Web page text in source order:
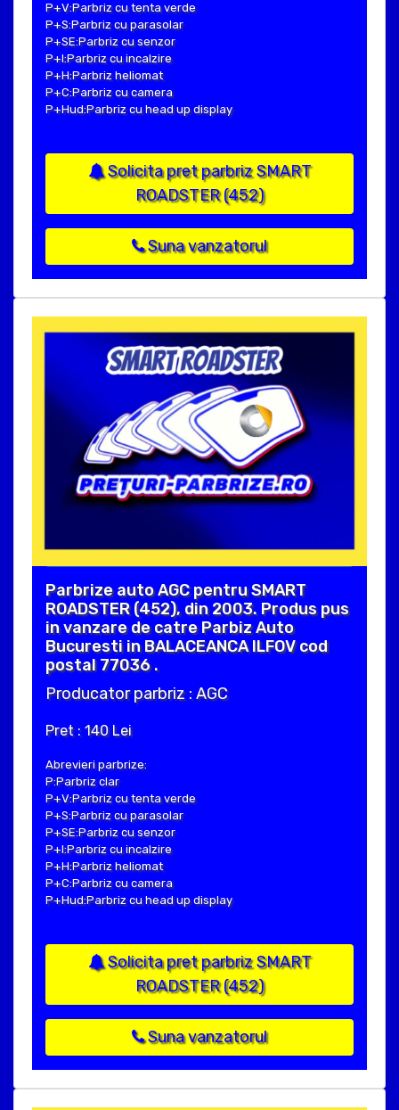
P+V:Parbriz cu tenta verde
P+S:Parbriz cu parasolar
P+SE:Parbriz cu senzor
P+I:Parbriz cu incalzire
P+H:Parbriz heliomat
P+C:Parbriz cu camera
P+Hud:Parbriz cu head up display
Solicita pret parbriz SMART
ROADSTER (452)
Suna vanzatorul
Parbrize auto AGC pentru SMART
ROADSTER (452), din 2003. Produs pus
in vanzare de catre Parbiz Auto
Bucuresti in BALACEANCA ILFOV cod
postal 77036 .
Producator parbriz : AGC
Pret : 140 Lei
Abrevieri parbrize:
P:Parbriz clar
P+V:Parbriz cu tenta verde
P+S:Parbriz cu parasolar
P+SE:Parbriz cu senzor
P+I:Parbriz cu incalzire
P+H:Parbriz heliomat
P+C:Parbriz cu camera
P+Hud:Parbriz cu head up display
Solicita pret parbriz SMART
ROADSTER (452)
Suna vanzatorul